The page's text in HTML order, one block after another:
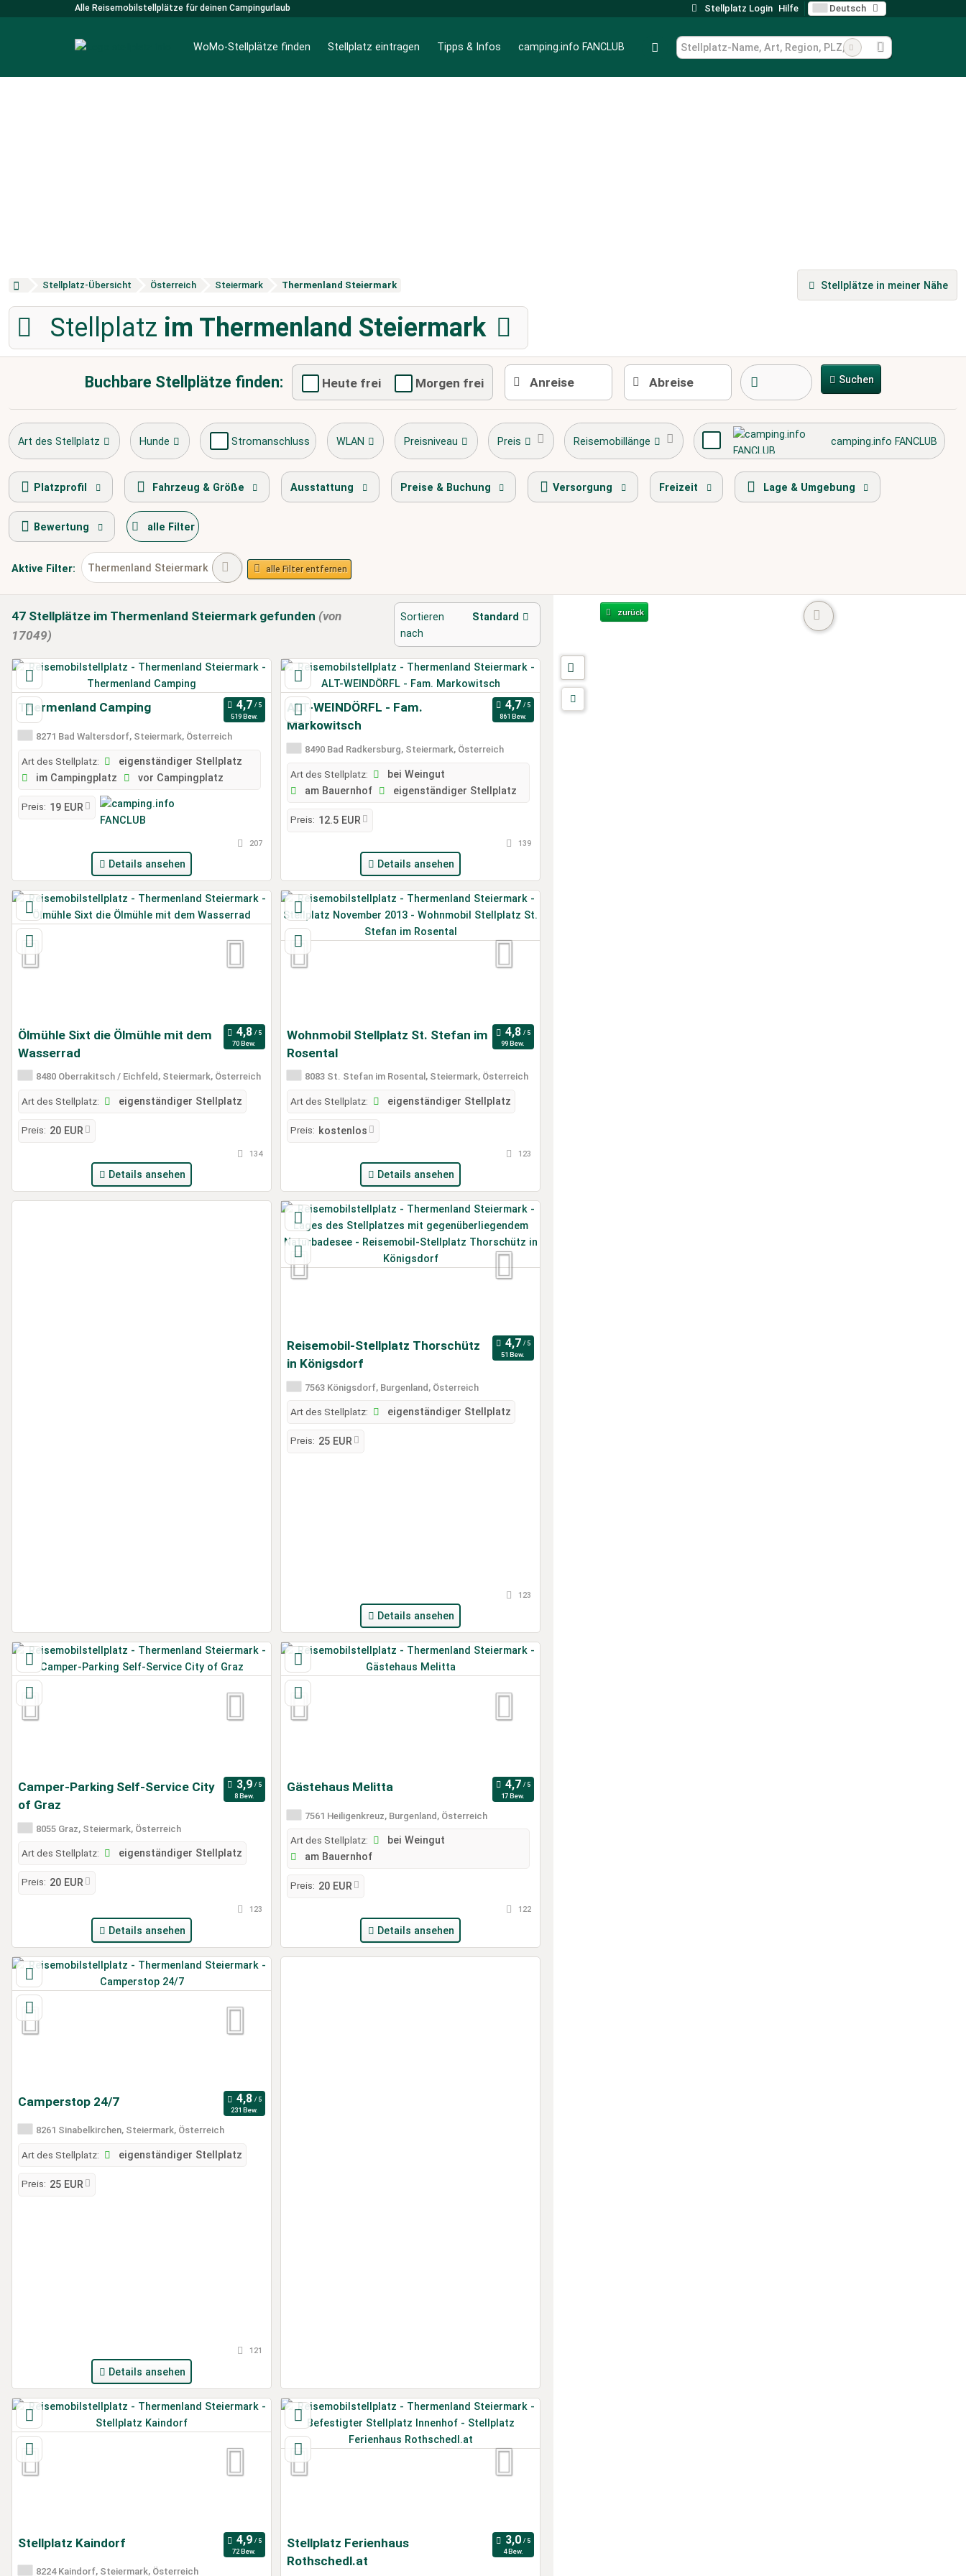
Alle Reisemobilstellplätze für deinen Campingurlaub Stellplatz Login Hilfe Deutsch
WoMo-Stellplätze finden Stellplatz eintragen Tipps & Infos camping.info FANCLUB
Stellplatz-Übersicht Österreich Steiermark Thermenland Steiermark Stellplätze in meiner Nähe
Stellplatz im Thermenland Steiermark
Buchbare Stellplätze finden: Heute frei Morgen frei Suchen
Art des Stellplatz Hunde Stromanschluss WLAN Preisniveau Preis Reisemobillänge camping.info FANCLUB
Frischwasserversorgung Entsorgung Toilettenkassette stellplatz.info Award Gewinner Radweg Spielplatz Ortszentrum
Wohnwagen erlaubt Wintercamping
Platzprofil Fahrzeug & Größe Ausstattung Preise & Buchung Versorgung Freizeit Lage & Umgebung
Bewertung alle Filter
Aktive Filter: Thermenland Steiermark alle Filter entfernen
47 Stellplätze im Thermenland Steiermark gefunden (von
17049)
Sortieren
nach
Standard
Thermenland Camping
519 Bew.
8271 Bad Waltersdorf, Steiermark, Österreich
Art des Stellplatz:
eigenständiger Stellplatz
im Campingplatz
vor Campingplatz
Preis: 19 EUR
207
Details ansehen
ALT-WEINDÖRFL - Fam.
Markowitsch
861 Bew.
8490 Bad Radkersburg, Steiermark, Österreich
Art des Stellplatz:
bei Weingut
am Bauernhof
eigenständiger Stellplatz
Preis: 12.5 EUR
139
Details ansehen
Ölmühle Sixt die Ölmühle mit dem
Wasserrad
70 Bew.
8480 Oberrakitsch / Eichfeld, Steiermark, Österreich
Art des Stellplatz: eigenständiger Stellplatz
Preis: 20 EUR
134
Details ansehen
Wohnmobil Stellplatz St. Stefan im
Rosental
99 Bew.
8083 St. Stefan im Rosental, Steiermark, Österreich
Art des Stellplatz: eigenständiger Stellplatz
Preis: kostenlos
123
Details ansehen
Reisemobil-Stellplatz Thorschütz
in Königsdorf
51 Bew.
7563 Königsdorf, Burgenland, Österreich
Art des Stellplatz: eigenständiger Stellplatz
Preis: 25 EUR
123
Details ansehen
Camper-Parking Self-Service City
of Graz
8 Bew.
8055 Graz, Steiermark, Österreich
Art des Stellplatz: eigenständiger Stellplatz
Preis: 20 EUR
123
Details ansehen
Gästehaus Melitta
17 Bew.
7561 Heiligenkreuz, Burgenland, Österreich
Art des Stellplatz:
bei Weingut
am Bauernhof
Preis: 20 EUR
122
Details ansehen
Camperstop 24/7
231 Bew.
8261 Sinabelkirchen, Steiermark, Österreich
Art des Stellplatz: eigenständiger Stellplatz
Preis: 25 EUR
121
Details ansehen
Stellplatz Kaindorf
72 Bew.
8224 Kaindorf, Steiermark, Österreich
Stellplatz Ferienhaus
Rothschedl.at
4 Bew.
zurück